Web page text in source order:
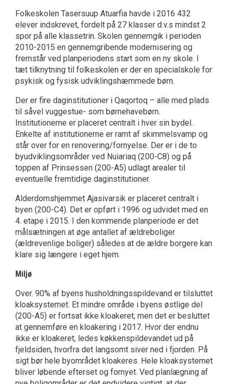
Folkeskolen Tasersuup Atuarfia havde i 2016 432
elever indskrevet, fordelt på 27 klasser d.v.s mindst 2
spor på alle klassetrin. Skolen gennemgik i perioden
2010-2015 en gennemgribende modernisering og
fremstår ved planperiodens start som en ny skole. I
tæt tilknytning til folkeskolen er der en specialskole for
psykisk og fysisk udviklingshæmmede børn.
Der er fire daginstitutioner i Qaqortoq – alle med plads
til såvel vuggestue- som børnehavebørn.
Institutionerne er placeret centralt i hver sin bydel.
Enkelte af institutionerne er ramt af skimmelsvamp og
står over for en renovering/fornyelse. Der er i de to
byudviklingsområder ved Nuiariaq (200-C8) og på
toppen af Prinsessen (200-A5) udlagt arealer til
eventuelle fremtidige daginstitutioner.
Alderdomshjemmet Ajasivarsik er placeret centralt i
byen (200-C4). Det er opført i 1996 og udvidet med en
4. etape i 2015. I den kommende planperiode er det
målsætningen at øge antallet af ældreboliger
(ældrevenlige boliger) således at de ældre borgere kan
klare sig længere i eget hjem.
Miljø
Over. 90% af byens husholdningsspildevand er til­sluttet
kloaksystemet. Et mindre område i byens østlige del
(200-A5) er fortsat ikke kloakeret; men det er besluttet
at gennemføre en kloakering i 2017. Hvor der endnu
ikke er kloakeret, ledes køk­kenspildevandet ud på
fjeldsiden, hvorfra det langsomt siver ned i fjorden. På
sigt bør hele byområdet kloakeres. Hele kloaksystemet
bliver løbende efterset og fornyet. Ved planlægning af